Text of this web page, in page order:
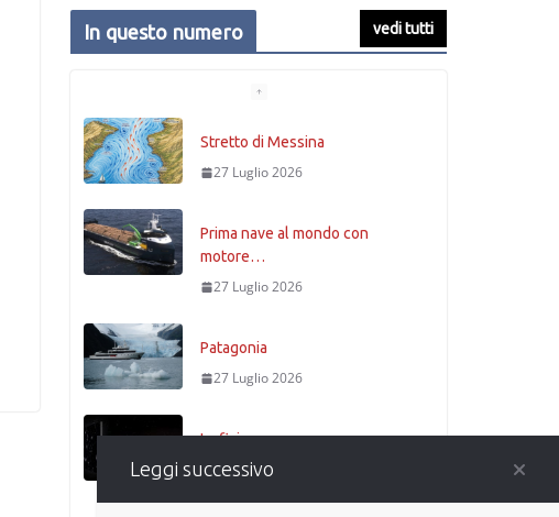
In questo numero vedi tutti
Stretto di Messina
27 Luglio 2026
Prima nave al mondo con
motore…
27 Luglio 2026
Patagonia
27 Luglio 2026
La fisica
27 Luglio 2026
Leggi successivo